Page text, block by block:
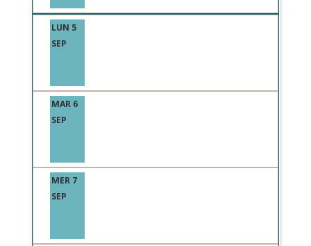
LUN 5
SEP
MAR 6
SEP
MER 7
SEP